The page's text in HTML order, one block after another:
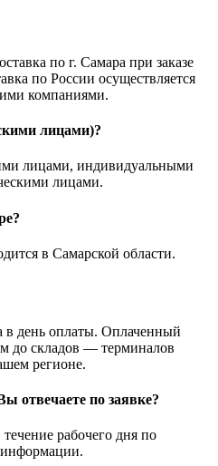
по г. Самара при заказе
по России осуществляется
компаниями.
лицами)?
лицами, индивидуальными
лицами.
в Самарской области.
в день оплаты. Оплаченный
до складов — терминалов
регионе.
отвечаете по заявке?
рабочего дня по